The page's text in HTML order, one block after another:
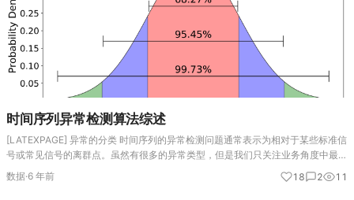
时间序列异常检测算法综述
[LATEXPAGE] 异常的分类 时间序列的异常检测问题通常表示为相对于某些标准信
号或常见信号的离群点。虽然有很多的异常类型，但是我们只关注业务角度中最重
要的类型，比如意外的峰值、下降、趋势变化以及等级转换（level shifts）。 …
数据·6 年前 18 2 11